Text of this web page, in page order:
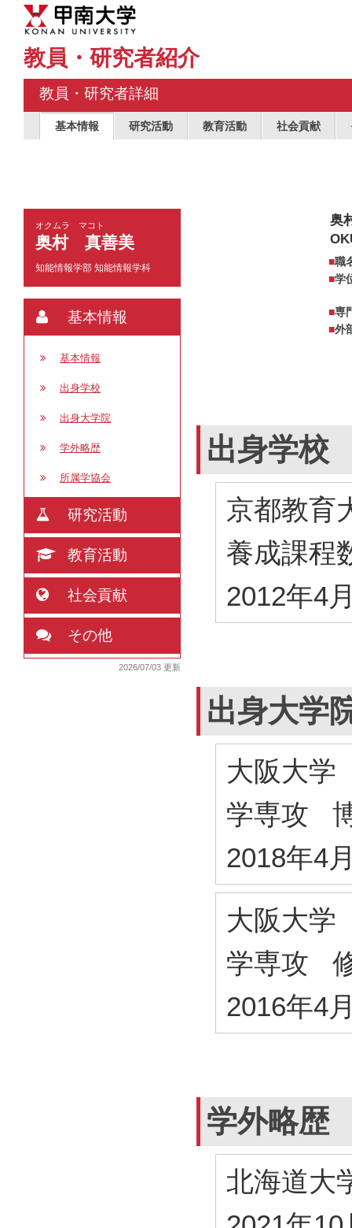
教員・研究者紹介
教員・研究者詳細
基本情報 研究活動 教育活動 社会貢献
オクムラ マコト
奥村 真善美
知能情報学部 知能情報学科
基本情報
基本情報
出身学校
出身大学院
学外略歴
所属学協会
研究活動
教育活動
社会貢献
その他
2026/07/03 更新
奥
職
学
専
外
出身学校
京都教
養成課程
2012年4
出身大学
大阪大
学専攻
2018年4
大阪大
学専攻
2016年4
学外略歴
北海道大